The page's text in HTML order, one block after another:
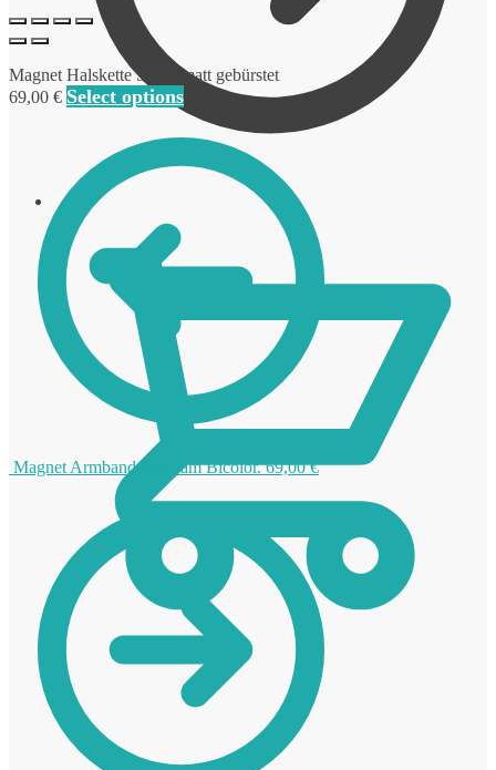
0,00 €
Magnet Halskette Silber matt gebürstet
69,00 € Select options
Magnet Armband Wolfram Bicolor. 69,00€